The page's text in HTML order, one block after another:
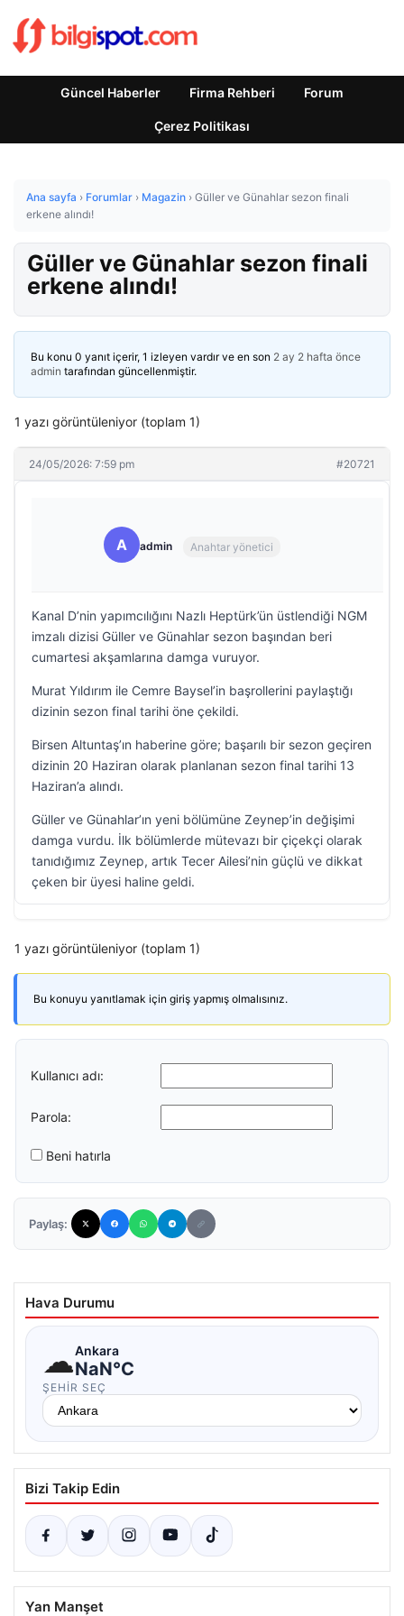
Güncel Haberler Firma Rehberi Forum
Çerez Politikası
Ana sayfa › Forumlar › Magazin › Güller ve Günahlar sezon finali
erkene alındı!
Güller ve Günahlar sezon finali
erkene alındı!
Bu konu 0 yanıt içerir, 1 izleyen vardır ve en son 2 ay 2 hafta önce
admin tarafından güncellenmiştir.
1 yazı görüntüleniyor (toplam 1)
24/05/2026: 7:59 pm #20721
A admin Anahtar yönetici
Kanal D’nin yapımcılığını Nazlı Heptürk’ün üstlendiği NGM
imzalı dizisi Güller ve Günahlar sezon başından beri
cumartesi akşamlarına damga vuruyor.
Murat Yıldırım ile Cemre Baysel’in başrollerini paylaştığı
dizinin sezon final tarihi öne çekildi.
Birsen Altuntaş’ın haberine göre; başarılı bir sezon geçiren
dizinin 20 Haziran olarak planlanan sezon final tarihi 13
Haziran’a alındı.
Güller ve Günahlar’ın yeni bölümüne Zeynep’in değişimi
damga vurdu. İlk bölümlerde mütevazı bir çiçekçi olarak
tanıdığımız Zeynep, artık Tecer Ailesi’nin güçlü ve dikkat
çeken bir üyesi haline geldi.
1 yazı görüntüleniyor (toplam 1)
Bu konuyu yanıtlamak için giriş yapmış olmalısınız.
Kullanıcı adı:
Parola:
Beni hatırla
Paylaş:
Hava Durumu
☁Ankara
NaN°C
ŞEHIR SEÇ
Bizi Takip Edin
Yan Manşet